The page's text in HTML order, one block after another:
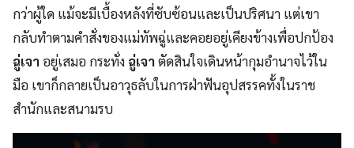
กว่าผู้ใด แม้จะมีเบื้องหลังที่ซับซ้อนและเป็นปริศนา แต่เขา
กลับทำตามคำสั่งของแม่ทัพฉู่และคอยอยู่เคียงข้างเพื่อปกป้อง
ฉู่เจา อยู่เสมอ กระทั่ง ฉู่เจาตัดสินใจเดินหน้ากุมอำนาจไว้ใน
มือ เขาก็กลายเป็นอาวุธลับในการฝ่าฟันอุปสรรคทั้งในราช
สำนักและสนามรบ